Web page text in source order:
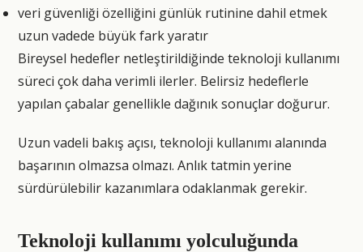
veri güvenliği özelliğini günlük rutinine dahil etmek
uzun vadede büyük fark yaratır
Bireysel hedefler netleştirildiğinde teknoloji kullanımı
süreci çok daha verimli ilerler. Belirsiz hedeflerle
yapılan çabalar genellikle dağınık sonuçlar doğurur.
Uzun vadeli bakış açısı, teknoloji kullanımı alanında
başarının olmazsa olmazı. Anlık tatmin yerine
sürdürülebilir kazanımlara odaklanmak gerekir.
Teknoloji kullanımı yolculuğunda